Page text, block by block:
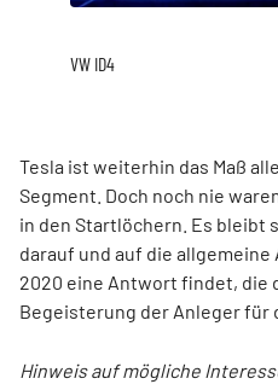
VW ID4
Tesla ist weiterhin das Maß
Segment. Doch noch nie
in den Startlöchern. Es bleibt
darauf und auf die
2020 eine Antwort findet, die
Begeisterung der Anleger für
Hinweis auf mögliche